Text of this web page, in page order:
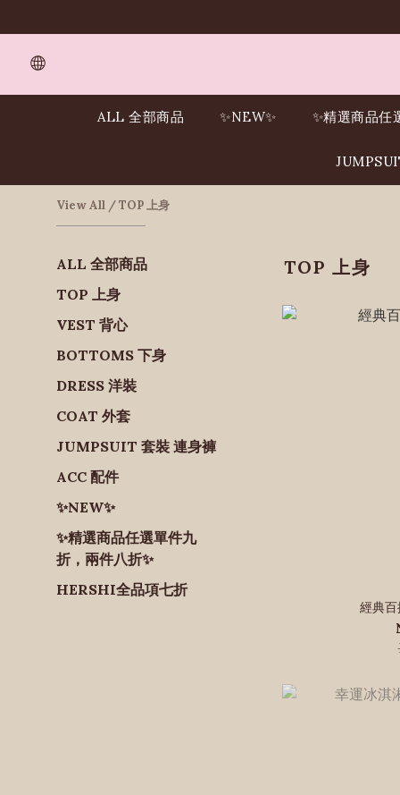
ALL 全部商品 ✨NEW✨ ✨精選商品任
View All /TOP 上身
ALL 全部商品
TOP 上身
VEST 背心
BOTTOMS 下身
DRESS 洋裝
COAT 外套
JUMPSUIT 套裝 連身褲
ACC 配件
✨NEW✨
✨精選商品任選單件九
折，兩件八折✨
HERSHI全品項七折
TOP 上身
經典